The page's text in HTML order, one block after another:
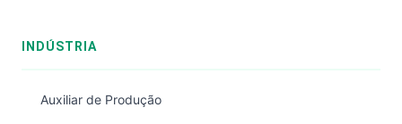
INDÚSTRIA
Auxiliar de Produção